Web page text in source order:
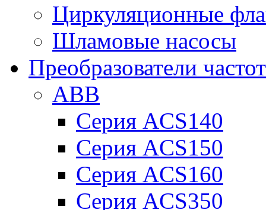
Циркуляционные
Шламовые насосы
Преобразователи
ABB
Серия ACS140
Серия ACS150
Серия ACS160
Серия ACS350